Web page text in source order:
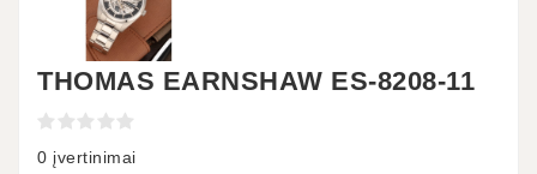
THOMAS EARNSHAW ES-8208-11
0 įvertinimai